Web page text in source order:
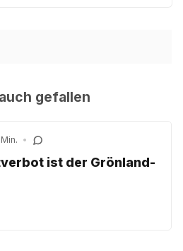
gefallen
•
ist der Grönland-